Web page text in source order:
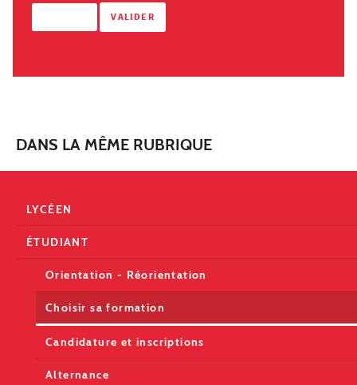
DANS LA MÊME RUBRIQUE
LYCÉEN
ÉTUDIANT
Orientation - Réorientation
Choisir sa formation
Candidature et inscriptions
Alternance